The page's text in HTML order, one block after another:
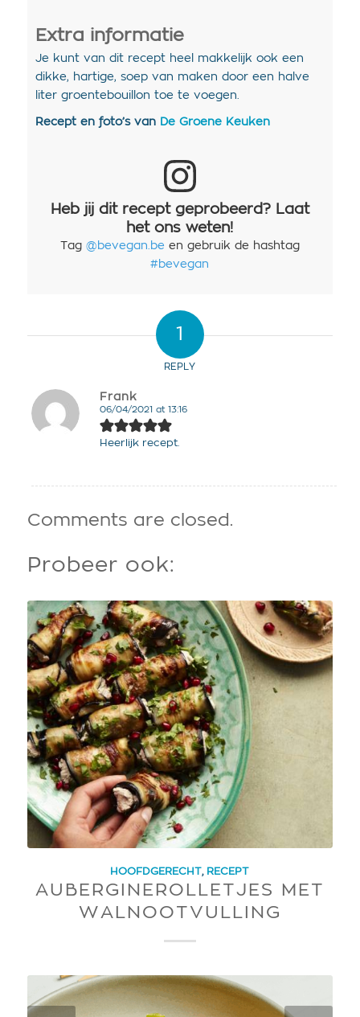
Extra informatie
Je kunt van dit recept heel makkelijk ook een
dikke, hartige, soep van maken door een halve
liter groentebouillon toe te voegen.
Recept en foto’s van De Groene Keuken
Heb jij dit recept geprobeerd? Laat
het ons weten!
Tag @bevegan.be en gebruik de hashtag
#bevegan
1
REPLY
Frank
says:
06/04/2021 at 13:16
Heerlijk recept.
Comments are closed.
Probeer ook:
HOOFDGERECHT, RECEPT
AUBERGINEROLLETJES MET
WALNOOTVULLING